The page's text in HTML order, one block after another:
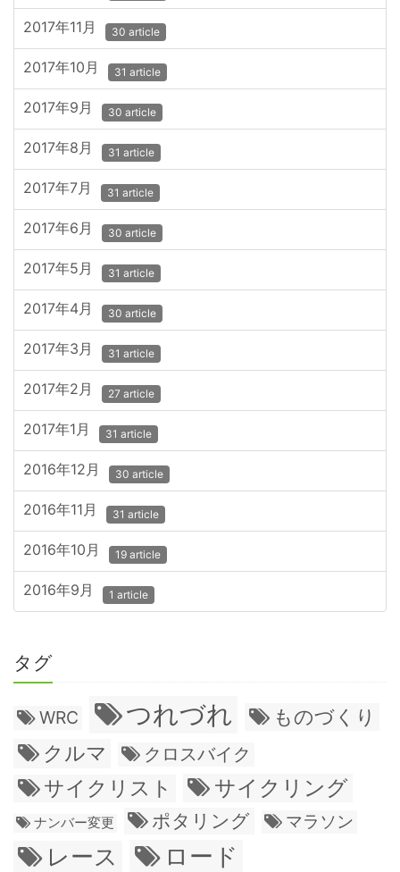
2017年11月 30 article
2017年10月 31 article
2017年9月 30 article
2017年8月 31 article
2017年7月 31 article
2017年6月 30 article
2017年5月 31 article
2017年4月 30 article
2017年3月 31 article
2017年2月 27 article
2017年1月 31 article
2016年12月 30 article
2016年11月 31 article
2016年10月 19 article
2016年9月 1 article
タグ
WRC つれづれ ものづくり
クルマ クロスバイク
サイクリスト サイクリング
ナンバー変更 ポタリング マラソン
レース
ロード